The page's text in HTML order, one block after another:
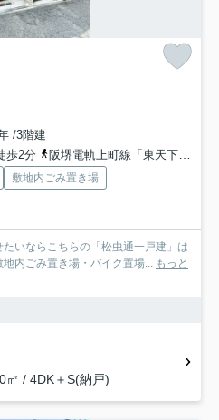
/3階建
歩2分
阪堺電軌上町線「東天下茶屋」駅 徒歩7分
敷地内ごみ置き場
いならこちらの「松虫通一戸建」は
内ごみ置き場・バイク置場... もっと
㎡ / 4DK＋S(納戸)